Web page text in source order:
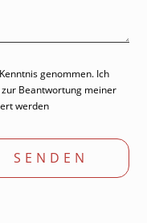
genommen. Ich
Beantwortung meiner
werden
SENDEN